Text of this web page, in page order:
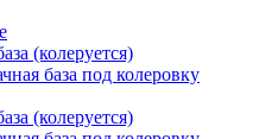
(колеруется)
база под колеровку
(колеруется)